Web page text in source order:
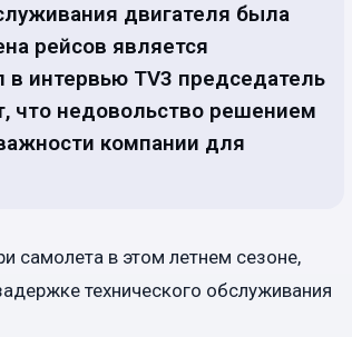
двигателя была
рейсов является
интервью TV3 председатель
что недовольство решением
компании для
самолета в этом летнем сезоне,
технического обслуживания